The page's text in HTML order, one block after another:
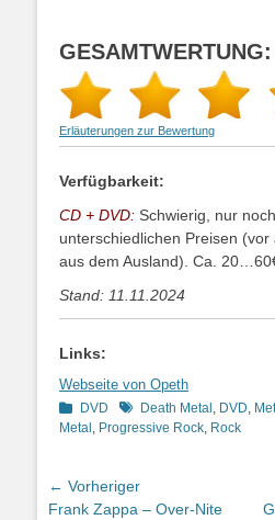
Erläuterungen zur Bewertung
Verfügbarkeit:
CD + DVD: Schwierig, nur
unterschiedlichen Preisen (vor
aus dem Ausland). Ca.
Stand: 11.11.2024
Links:
Webseite von Opeth
Kategorien
DVD Schlagworte
Death Metal DVD
Metal Progressive Rock Rock
Beitragsnavigation
← Vorheriger
Vorheriger
Frank Zappa – Over-Nite